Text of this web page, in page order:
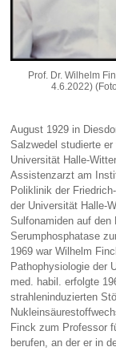
Prof. Dr. Wilhelm
4.6.2022)
August 1929 in
Salzwedel studierte
Universität Halle-
Assistenzarzt am
Poliklinik der
der Universität Halle-
Sulfonamiden auf
Serumphosphatase
1969 war Wilhelm
Pathophysiologie der
med. habil. erfolgte
strahleninduzierten
Finck zum Professor
berufen, an der er in